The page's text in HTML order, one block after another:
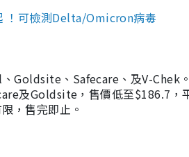
！可檢測Delta/Omicron病毒
Goldsite、Safecare、及V-Chek
及Goldsite，售價低至$186.7，
，售完即止。